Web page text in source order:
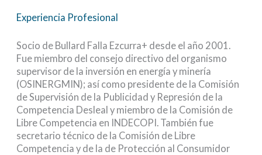
Experiencia Profesional
Socio de Bullard Falla Ezcurra+ desde el año 2001.
Fue miembro del consejo directivo del organismo
supervisor de la inversión en energía y minería
(OSINERGMIN); así como presidente de la Comisión
de Supervisión de la Publicidad y Represión de la
Competencia Desleal y miembro de la Comisión de
Libre Competencia en INDECOPI. También fue
secretario técnico de la Comisión de Libre
Competencia y de la de Protección al Consumidor